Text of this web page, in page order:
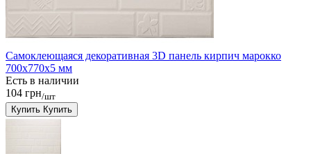
Самоклеющаяся декоративная 3D панель кирпич марокко
700x770x5 мм
Есть в наличии
104 грн/шт
Купить Купить